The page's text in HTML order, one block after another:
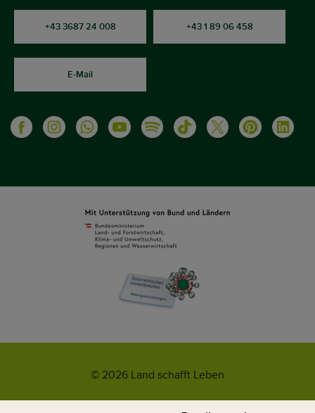
+43 3687 24 008 +43 1 89 06 458
E-Mail
© 2026 Land schafft Leben
Impressum AGB Kontakt Datenschutz
Umweltzeichen